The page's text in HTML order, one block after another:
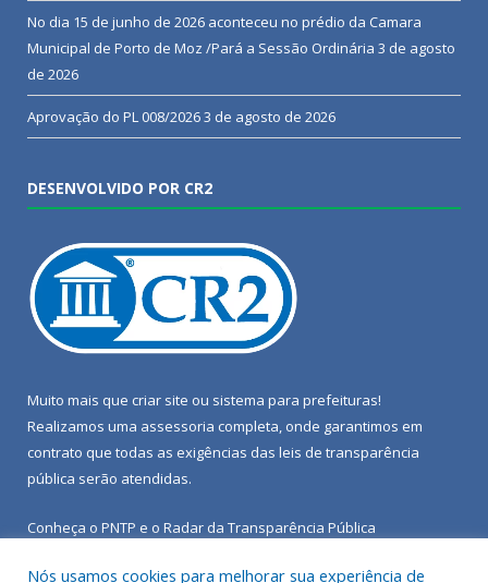
No dia 15 de junho de 2026 aconteceu no prédio da Camara
Municipal de Porto de Moz /Pará a Sessão Ordinária 3 de agosto
de 2026
Aprovação do PL 008/20263 de agosto de 2026
DESENVOLVIDO POR CR2
Muito mais que criar site ou sistema para prefeituras!
Realizamos uma assessoria completa, onde garantimos em
contrato que todas as exigências das leis de transparência
pública serão atendidas.
Conheça o PNTP e o Radar da Transparência Pública
Nós usamos cookies para melhorar sua experiência de